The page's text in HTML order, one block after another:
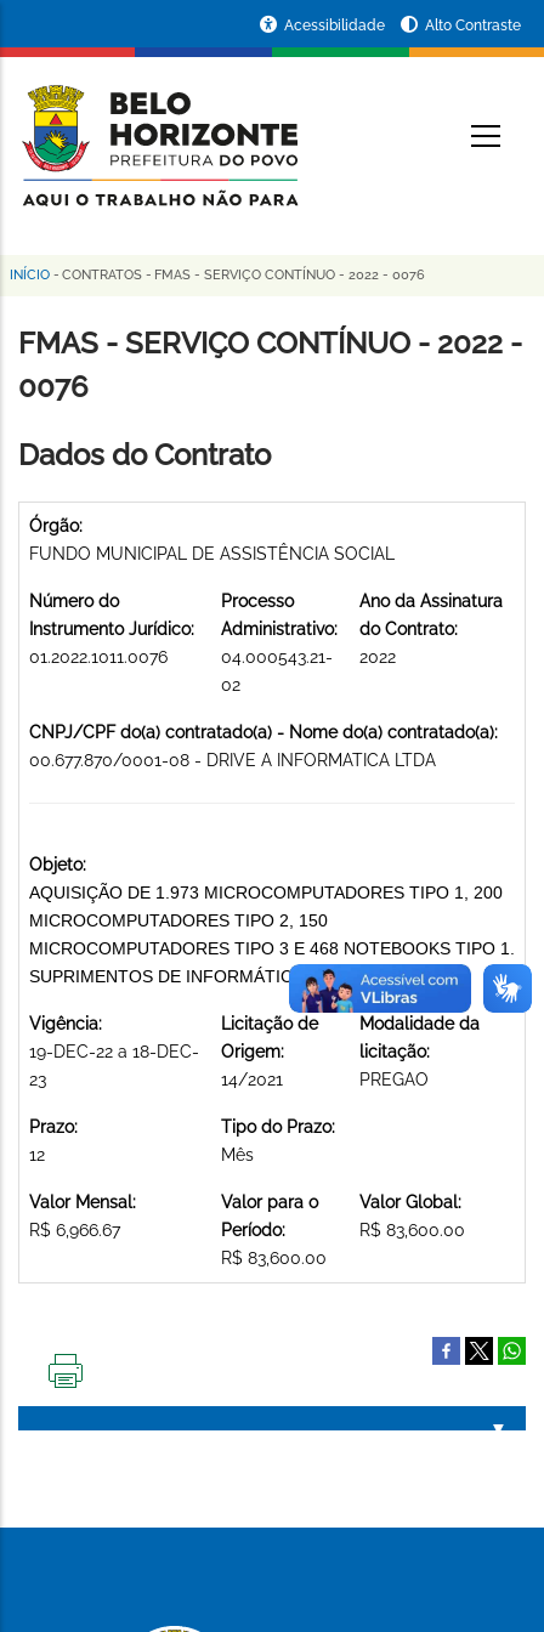
conteúdo
principal
da
Prefeitura
de
Horizonte
Acessibilidade Alto Contraste
Trilha
de
navegação
INÍCIO - CONTRATOS - FMAS - SERVIÇO CONTÍNUO - 2022 - 0076
FMAS - SERVIÇO CONTÍNUO - 2022 -
0076
Dados do Contrato
Órgão:
FUNDO MUNICIPAL DE ASSISTÊNCIA SOCIAL
Número do
Instrumento Jurídico:
01.2022.1011.0076
Processo
Administrativo:
04.000543.21-
02
Ano da Assinatura
do Contrato:
2022
CNPJ/CPF do(a) contratado(a) - Nome do(a) contratado(a):
00.677.870/0001-08 - DRIVE A INFORMATICA LTDA
Objeto:
AQUISIÇÃO DE 1.973 MICROCOMPUTADORES TIPO 1, 200
MICROCOMPUTADORES TIPO 2, 150
MICROCOMPUTADORES TIPO 3 E 468 NOTEBOOKS TIPO 1.
SUPRIMENTOS DE INFORMÁTICA
Vigência:
19-DEC-22 a 18-DEC-
23
Licitação de
Origem:
14/2021
Modalidade da
licitação:
PREGAO
Prazo:
12
Tipo do Prazo:
Mês
Valor Mensal:
R$ 6,966.67
Valor para o
Período:
R$ 83,600.00
Valor Global:
R$ 83,600.00
PÁGINA